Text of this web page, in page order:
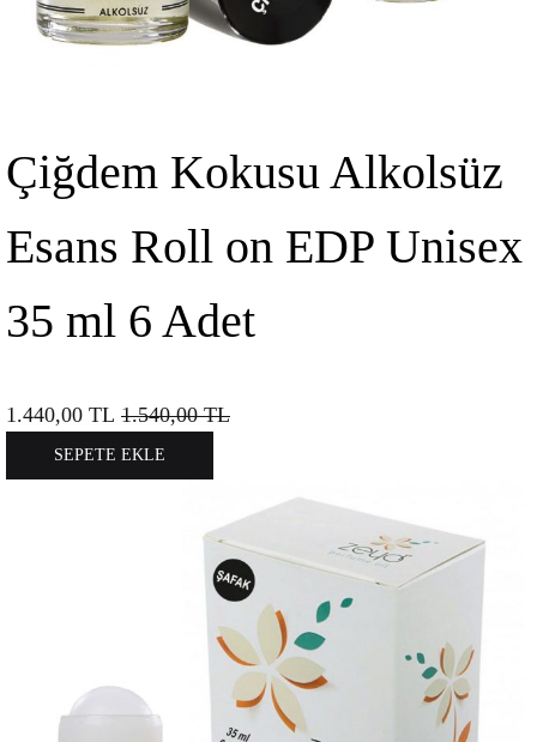
Çiğdem Kokusu Alkolsüz
Esans Roll on EDP Unisex
35 ml 6 Adet
1.440,00 TL 1.540,00TL
SEPETE EKLE